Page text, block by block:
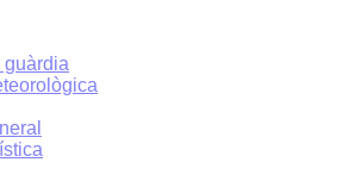
guàrdia